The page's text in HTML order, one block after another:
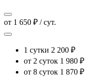
от 1 650 ₽ / сут.
1 сутки 2 200 ₽
от 2 суток 1 980 ₽
от 8 суток 1 870 ₽